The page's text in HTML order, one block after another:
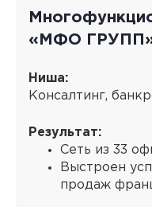
«МФО
Ниша:
Консалтинг,
Результат:
Сеть из 33
Выстроен
продаж